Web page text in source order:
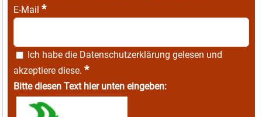
E-Mail *
Ich habe die Datenschutzerklärung gelesen und
akzeptiere diese. *
Bitte diesen Text hier unten eingeben: